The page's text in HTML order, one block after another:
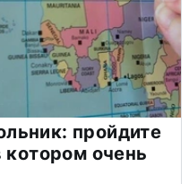
пройдите
котором очень